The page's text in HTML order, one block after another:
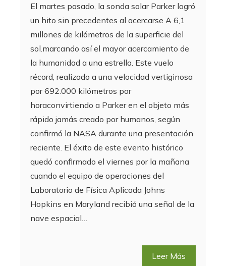
El martes pasado, la sonda solar Parker logró
un hito sin precedentes al acercarse A 6,1
millones de kilómetros de la superficie del
sol.marcando así el mayor acercamiento de
la humanidad a una estrella. Este vuelo
récord, realizado a una velocidad vertiginosa
por 692.000 kilómetros por
horaconvirtiendo a Parker en el objeto más
rápido jamás creado por humanos, según
confirmó la NASA durante una presentación
reciente. El éxito de este evento histórico
quedó confirmado el viernes por la mañana
cuando el equipo de operaciones del
Laboratorio de Física Aplicada Johns
Hopkins en Maryland recibió una señal de la
nave espacial…
Leer Más